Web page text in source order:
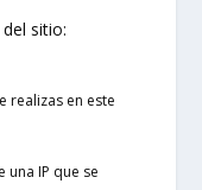
sitio:
realizas en este
una IP que se